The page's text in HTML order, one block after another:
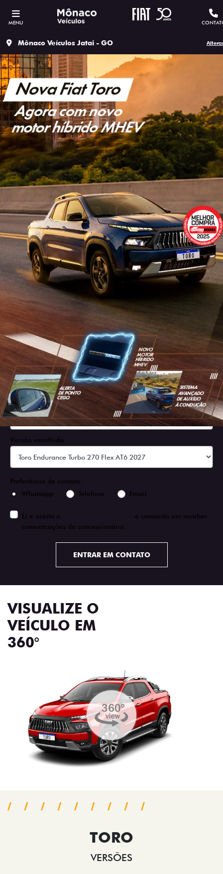
MENU
Mônaco Veículos Jatai - GO
SOLICITAR PROPOSTA
Versão escolhida
Preferência de contato:
Whatsapp
Telefone Email
Li e aceito a
e concordo em receber
comunicações da concessionária.
ENTRAR EM CONTATO
VISUALIZE O
VEÍCULO EM
360°
TORO
VERSÕES